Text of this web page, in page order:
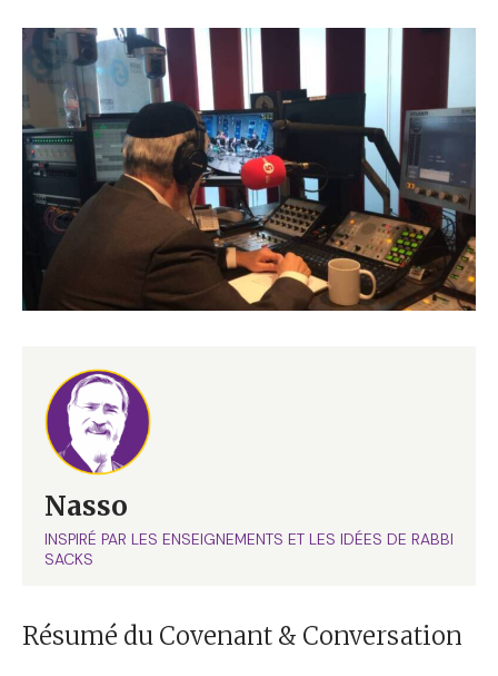
Nasso
INSPIRÉ PAR LES ENSEIGNEMENTS ET LES IDÉES DE RABBI
SACKS
Résumé du Covenant & Conversation